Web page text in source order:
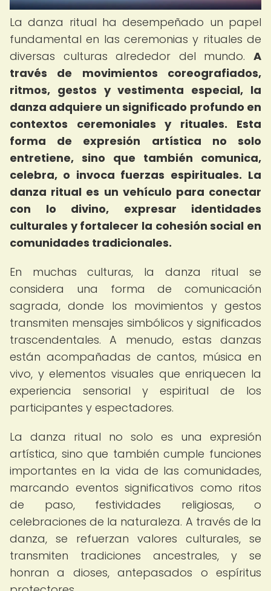
La danza ritual ha desempeñado un papel
fundamental en las ceremonias y rituales de
diversas culturas alrededor del mundo. A
través de movimientos coreografiados,
ritmos, gestos y vestimenta especial, la
danza adquiere un significado profundo en
contextos ceremoniales y rituales.
Esta
forma de expresión artística no solo
entretiene, sino que también comunica,
celebra, o invoca fuerzas espirituales. La
danza ritual es un vehículo para conectar
con lo divino, expresar identidades
culturales y fortalecer la cohesión social en
comunidades tradicionales.
En muchas culturas, la danza ritual se
considera una forma de comunicación
sagrada, donde los movimientos y gestos
transmiten mensajes simbólicos y significados
trascendentales. A menudo, estas danzas
están acompañadas de cantos, música en
vivo, y elementos visuales que enriquecen la
experiencia sensorial y espiritual de los
participantes y espectadores.
La danza ritual no solo es una expresión
artística, sino que también cumple funciones
importantes en la vida de las comunidades,
marcando eventos significativos como ritos
de paso, festividades religiosas, o
celebraciones de la naturaleza. A través de la
danza, se refuerzan valores culturales, se
transmiten tradiciones ancestrales, y se
honran a dioses, antepasados o espíritus